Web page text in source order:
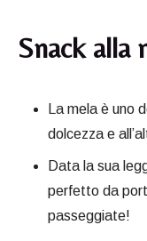
Snack alla
La mela è uno
dolcezza e
Data la sua
perfetto da
passeggiate!